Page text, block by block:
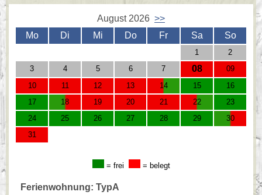
August 2026 >>
Mo
Di Mi Do Fr Sa So
1
2
3
4 5 6 7 08
09
10
11 12 13 14 15
16
17
18 19 20 21 22
23
24
25 26 27 28 29
30
31
= frei = belegt
Ferienwohnung: TypA